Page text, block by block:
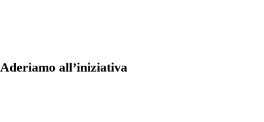
Aderiamo all’iniziativa